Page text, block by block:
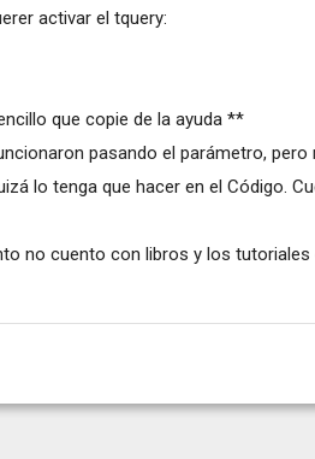
activar el tquery:
que copie de la ayuda **
pasando el parámetro, pero
lo tenga que hacer en el Código.
no cuento con libros y los tutoriales